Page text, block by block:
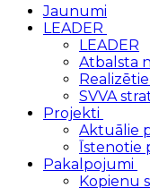
Jaunumi
LEADER
LEADER
Atbalsta
SVVA
Projekti
Aktuālie
Īstenotie
Pakalpojumi
Kopienu